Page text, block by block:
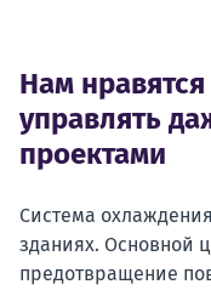
Нам
управлять
проектами
Система
зданиях. Основной
предотвращение